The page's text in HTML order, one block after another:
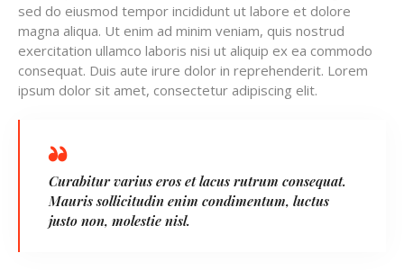
sed do eiusmod tempor incididunt ut labore et dolore
magna aliqua. Ut enim ad minim veniam, quis nostrud
exercitation ullamco laboris nisi ut aliquip ex ea commodo
consequat. Duis aute irure dolor in reprehenderit. Lorem
ipsum dolor sit amet, consectetur adipiscing elit.
Curabitur varius eros et lacus rutrum consequat.
Mauris sollicitudin enim condimentum, luctus
justo non, molestie nisl.